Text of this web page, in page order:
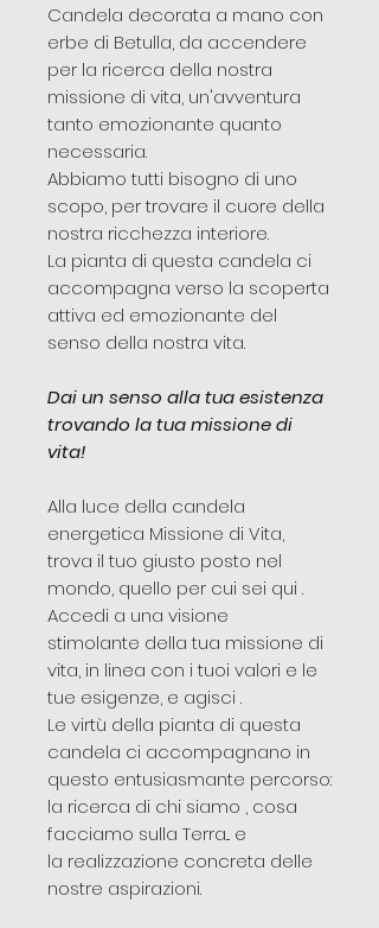
Candela decorata a mano con
erbe di Betulla, da accendere
per la ricerca della nostra
missione di vita, un'avventura
tanto emozionante quanto
necessaria.
Abbiamo tutti bisogno di uno
scopo, per trovare il cuore della
nostra ricchezza interiore.
La pianta di questa candela ci
accompagna verso la scoperta
attiva ed emozionante del
senso della nostra vita.
Dai un senso alla tua esistenza
trovando la tua missione di
vita!
Alla luce della candela
energetica Missione di Vita,
trova il tuo giusto posto nel
mondo, quello per cui sei qui .
Accedi a una visione
stimolante della tua missione di
vita, in linea con i tuoi valori e le
tue esigenze, e agisci .
Le virtù della pianta di questa
candela ci accompagnano in
questo entusiasmante percorso:
la ricerca di chi siamo , cosa
facciamo sulla Terra... e
la realizzazione concreta delle
nostre aspirazioni.